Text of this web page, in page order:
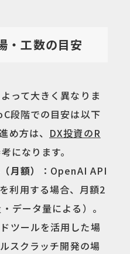
・工数の目安
って大きく異なりま
段階での目安は以下
め方は、 DX投資のR
になります。
月額）
：OpenAI API
利用する場合、月額2
データ量による）。
ツールを活用した場
スクラッチ開発の場